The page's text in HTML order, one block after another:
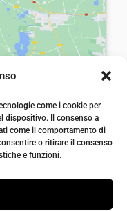
come i cookie per
dispositivo. Il consenso a
come il comportamento di
o ritirare il consenso
e funzioni.
d'Acquisto, 205,